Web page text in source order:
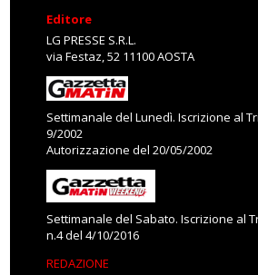
Editore
LG PRESSE S.R.L.
via Festaz, 52 11100 AOSTA
Settimanale del Lunedì. Iscrizione al
9/2002
Autorizzazione del 20/05/2002
Settimanale del Sabato. Iscrizione al
n.4 del 4/10/2016
REDAZIONE